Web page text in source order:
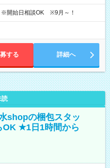
開始日相談OK ※9月～！
する 詳細へ
読
shopの梱包スタッ
★1日1時間から